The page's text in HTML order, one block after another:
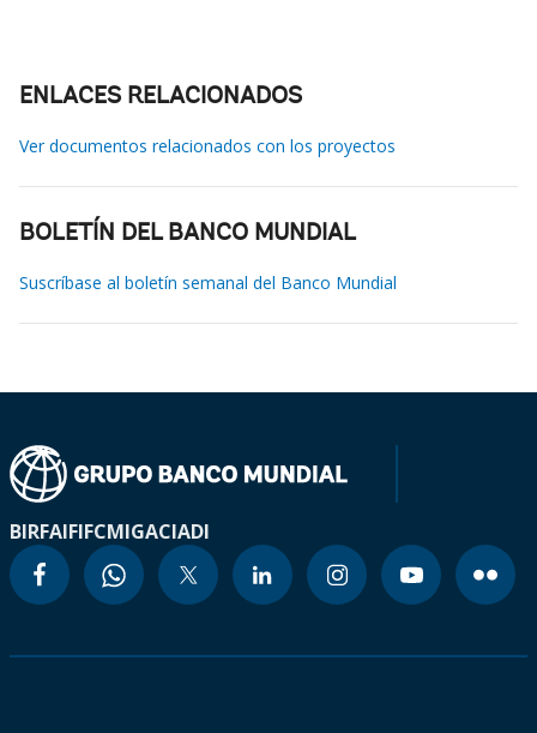
ENLACES RELACIONADOS
Ver documentos relacionados con los proyectos
BOLETÍN DEL BANCO MUNDIAL
Suscríbase al boletín semanal del Banco Mundial
BIRFAIFIFCMIGACIADI